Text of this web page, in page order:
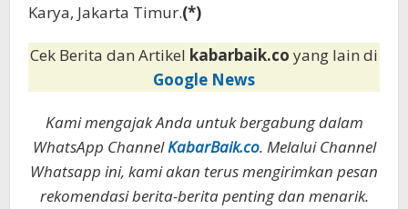
Karya, Jakarta Timur.(*)
Cek Berita dan Artikel kabarbaik.co yang lain di
Google News
Kami mengajak Anda untuk bergabung dalam
WhatsApp ChannelKabarBaik.co. Melalui Channel
Whatsapp ini, kami akan terus mengirimkan pesan
rekomendasi berita-berita penting dan menarik.